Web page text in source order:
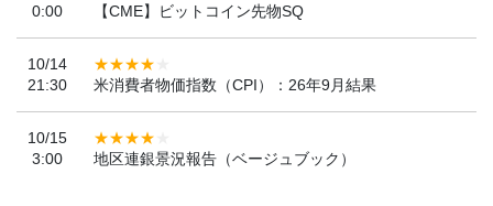
0:00
【CME】ビットコイン先物SQ
10/14
21:30
米消費者物価指数（CPI）：26年9月結果
10/15
3:00
地区連銀景況報告（ベージュブック）